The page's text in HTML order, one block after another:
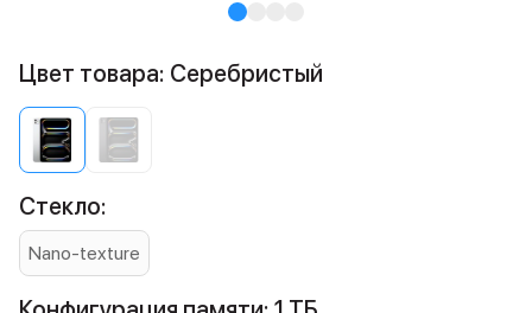
Цвет товара: Серебристый
Стекло:
Nano-texture